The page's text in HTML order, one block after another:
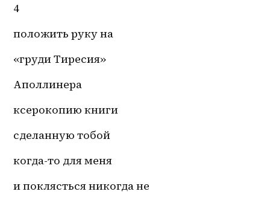
4
положить руку на
«груди Тиресия»
Аполлинера
ксерокопию книги
сделанную тобой
когда-то для меня
и поклясться никогда не